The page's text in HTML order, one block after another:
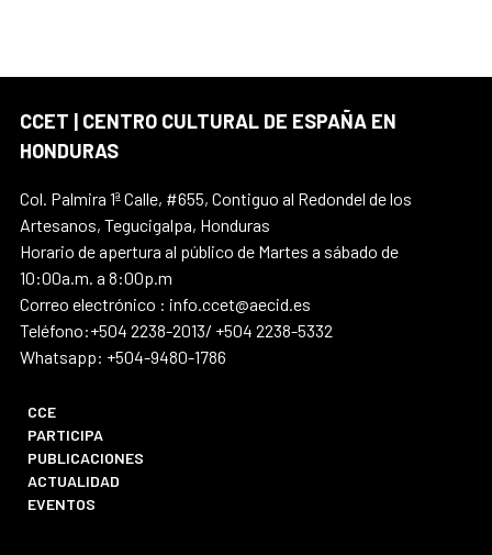
CCET | CENTRO CULTURAL DE ESPAÑA EN
HONDURAS
Col. Palmira 1ª Calle, #655, Contiguo al Redondel de los
Artesanos, Tegucigalpa, Honduras
Horario de apertura al público de Martes a sábado de
10:00a.m. a 8:00p.m
Correo electrónico : info.ccet@aecid.es
Teléfono:+504 2238-2013/ +504 2238-5332
Whatsapp: +504-9480-1786
CCE
PARTICIPA
PUBLICACIONES
ACTUALIDAD
EVENTOS